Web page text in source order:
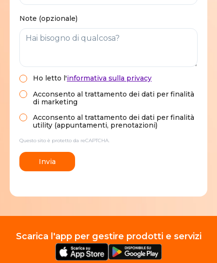
Note (opzionale)
Ho letto l'informativa sulla privacy
Acconsento al trattamento dei dati per finalità
di marketing
Acconsento al trattamento dei dati per finalità
utility (appuntamenti, prenotazioni)
Questo sito è protetto da reCAPTCHA.
Invia
Scarica l'app per gestire prodotti e servizi